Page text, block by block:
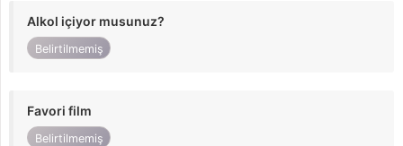
Alkol içiyor musunuz?
Belirtilmemiş
Favori film
Belirtilmemiş